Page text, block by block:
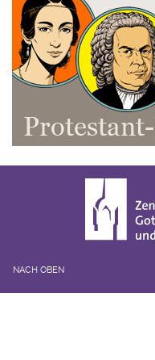
NACH OBEN